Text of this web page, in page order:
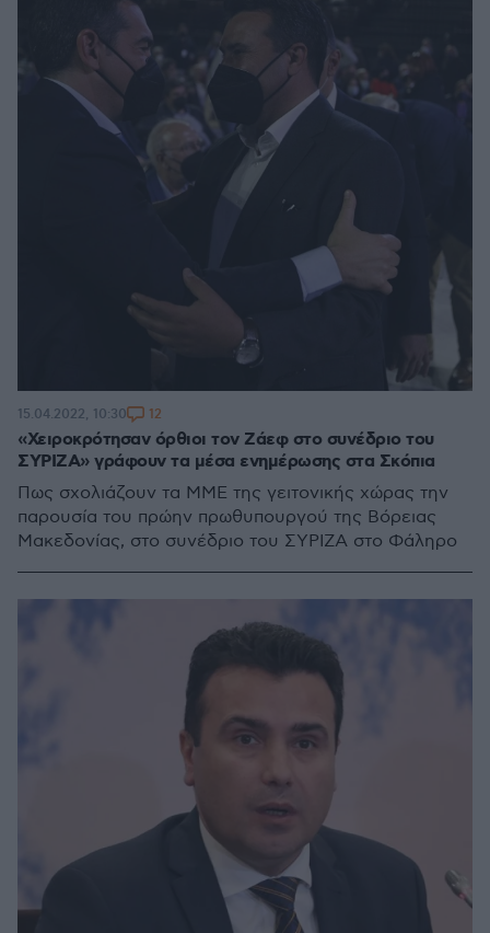
«Χειροκρότησαν όρθιοι τον Ζάεφ στο συνέδριο του
ΣΥΡΙΖΑ» γράφουν τα μέσα ενημέρωσης στα Σκόπια
Πως σχολιάζουν τα ΜΜΕ της γειτονικής χώρας την
παρουσία του πρώην πρωθυπουργού της Βόρειας
Μακεδονίας, στο συνέδριο του ΣΥΡΙΖΑ στο Φάληρο
15.04.2022, 10:30 12